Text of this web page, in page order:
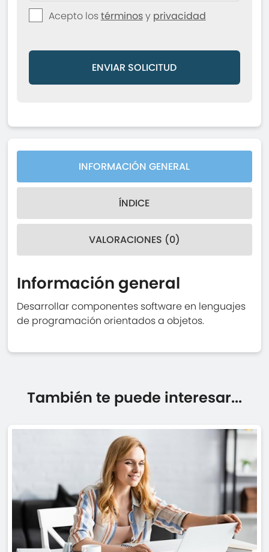
Acepto lostérminosy privacidad
ENVIAR SOLICITUD
INFORMACIÓN GENERAL
ÍNDICE
VALORACIONES (0)
Información general
Desarrollar componentes software en lenguajes
de programación orientados a objetos.
También te puede interesar...